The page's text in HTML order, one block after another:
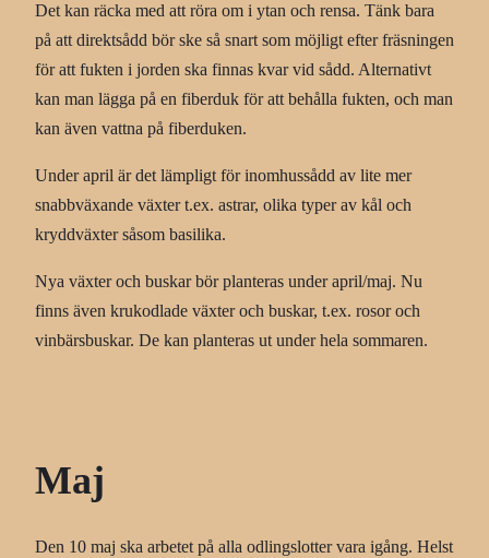
Det kan räcka med att röra om i ytan och rensa. Tänk bara
på att direktsådd bör ske så snart som möjligt efter fräsningen
för att fukten i jorden ska finnas kvar vid sådd. Alternativt
kan man lägga på en fiberduk för att behålla fukten, och man
kan även vattna på fiberduken.
Under april är det lämpligt för inomhussådd av lite mer
snabbväxande växter t.ex. astrar, olika typer av kål och
kryddväxter såsom basilika.
Nya växter och buskar bör planteras under april/maj. Nu
finns även krukodlade växter och buskar, t.ex. rosor och
vinbärsbuskar. De kan planteras ut under hela sommaren.
Maj
Den 10 maj ska arbetet på alla odlingslotter vara igång. Helst